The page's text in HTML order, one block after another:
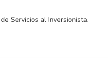
Servicios al Inversionista.